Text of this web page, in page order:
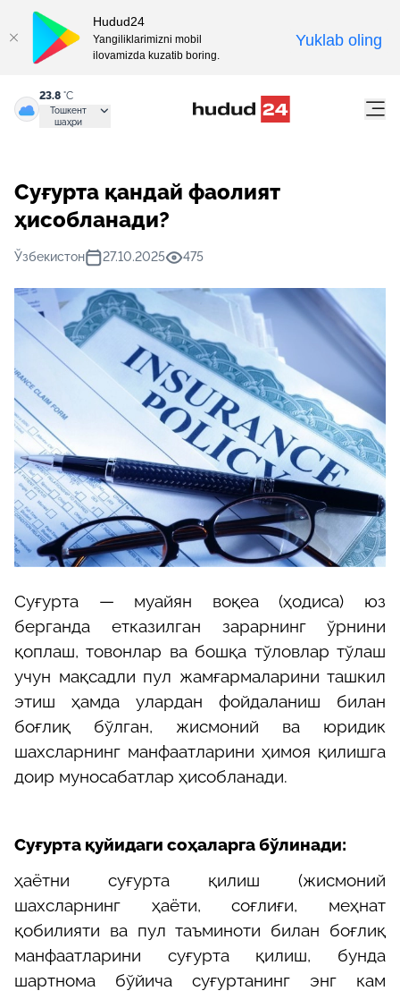
23.8 °C
Тошкент
шаҳри
Суғурта қандай фаолият
ҳисобланади?
Ўзбекистон 27.10.2025 475
Суғурта — муайян воқеа (ҳодиса) юз
берганда етказилган зарарнинг ўрнини
қоплаш, товонлар ва бошқа тўловлар тўлаш
учун мақсадли пул жамғармаларини ташкил
этиш ҳамда улардан фойдаланиш билан
боғлиқ бўлган, жисмоний ва юридик
шахсларнинг манфаатларини ҳимоя қилишга
доир муносабатлар ҳисобланади.
Суғурта қуйидаги соҳаларга бўлинади:
ҳаётни суғурта қилиш (жисмоний
шахсларнинг ҳаёти, соғлиғи, меҳнат
қобилияти ва пул таъминоти билан боғлиқ
манфаатларини суғурта қилиш, бунда
шартнома бўйича суғуртанинг энг кам
Hudud24
Yangiliklarimizni mobil
ilovamizda kuzatib boring.
Yuklab oling